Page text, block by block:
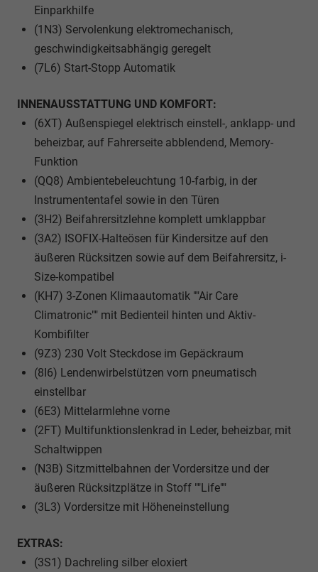
Einparkhilfe
(1N3) Servolenkung elektromechanisch,
geschwindigkeitsabhängig geregelt
(7L6) Start-Stopp Automatik
INNENAUSSTATTUNG UND KOMFORT:
(6XT) Außenspiegel elektrisch einstell-, anklapp- und
beheizbar, auf Fahrerseite abblendend, Memory-
Funktion
(QQ8) Ambientebeleuchtung 10-farbig, in der
Instrumententafel sowie in den Türen
(3H2) Beifahrersitzlehne komplett umklappbar
(3A2) ISOFIX-Halteösen für Kindersitze auf den
äußeren Rücksitzen sowie auf dem Beifahrersitz, i-
Size-kompatibel
(KH7) 3-Zonen Klimaautomatik ""Air Care
Climatronic"" mit Bedienteil hinten und Aktiv-
Kombifilter
(9Z3) 230 Volt Steckdose im Gepäckraum
(8I6) Lendenwirbelstützen vorn pneumatisch
einstellbar
(6E3) Mittelarmlehne vorne
(2FT) Multifunktionslenkrad in Leder, beheizbar, mit
Schaltwippen
(N3B) Sitzmittelbahnen der Vordersitze und der
äußeren Rücksitzplätze in Stoff ""Life""
(3L3) Vordersitze mit Höheneinstellung
EXTRAS:
(3S1) Dachreling silber eloxiert